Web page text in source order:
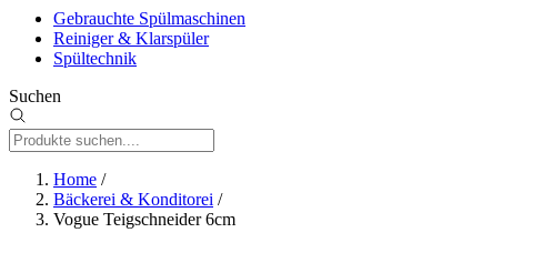
Gebrauchte Spülmaschinen
Reiniger & Klarspüler
Spültechnik
Suchen
Home /
Bäckerei & Konditorei /
Vogue Teigschneider 6cm